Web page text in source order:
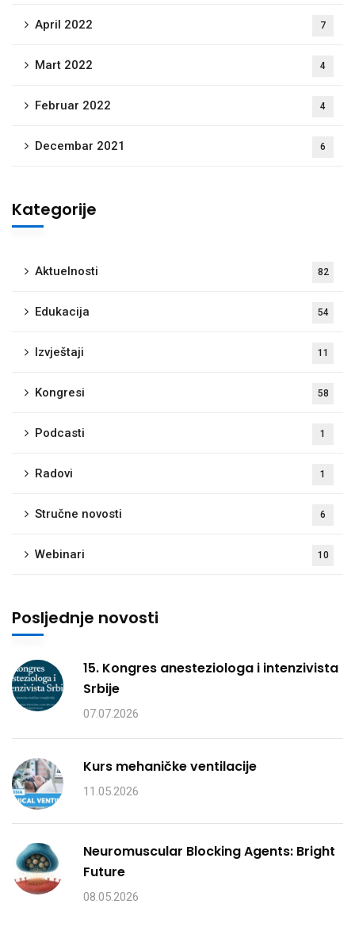
April 2022 7
Mart 2022 4
Februar 2022 4
Decembar 2021 6
Kategorije
Aktuelnosti 82
Edukacija 54
Izvještaji 11
Kongresi 58
Podcasti 1
Radovi 1
Stručne novosti 6
Webinari 10
Posljednje novosti
15. Kongres anesteziologa i intenzivista
Srbije
07.07.2026
Kurs mehaničke ventilacije
11.05.2026
Neuromuscular Blocking Agents: Bright
Future
08.05.2026